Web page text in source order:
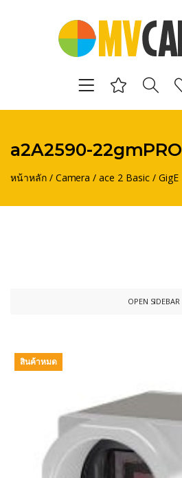
a2A2590-22gmPRO
หน้าหลัก/ Camera /ace 2 Basic/ GigE
OPEN SIDEBAR
สินค้าหมด